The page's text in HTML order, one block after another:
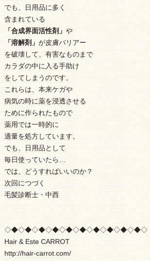
でも、日用品に多く
含まれている
「合成界面活性剤」 や
「溶解剤」 が皮膚バリアー
を破壊して、有害なものまで
カラダの中に入る手助け
をしてしまうのです。
これらは、本来ケガや
病気の時に薬を浸透させる
ために作られたもので
薬用では一時的に
適量を処方しています。
でも、日用品として
毎日使っていたら…
では、どうすればいいのか？
次回につづく
毛髪診断士・中西
◇◆◇◆◇◆◇◆◇◆◇◆◇◆◇◆◇◆◇◆◇
Hair & Este CARROT
http://hair-carrot.com/